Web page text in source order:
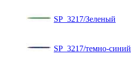
SP_3217/Зеленый
SP_3217/темно-синий